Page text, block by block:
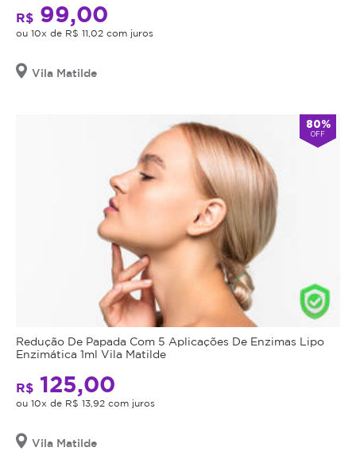
R$ 99,00
ou 10x de R$ 11,02 com juros
Vila Matilde
80%
OFF
Redução De Papada Com 5 Aplicações De Enzimas Lipo
Enzimática 1ml Vila Matilde
R$ 125,00
ou 10x de R$ 13,92 com juros
Vila Matilde